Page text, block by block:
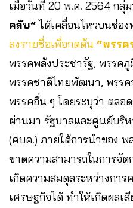
เมื่อวันที่ 20 พ.ค. 2564 กลุ่ม
คลับ” ได้เคลื่อนไหวบนช่อง
ลงรายชื่อเพื่อกดดัน “พรรค
พรรคพลังประชารัฐ, พรรค
พรรคชาติไทยพัฒนา, พรรค
พรรคอื่น ๆ โดยระบุว่า ตลอ
ผ่านมา รัฐบาลและศูนย์บริ
(ศบค.) ภายใต้การนำของ พ
ขาดความสามารถในการจั
เกิดความสมดุลระหว่างการ
เศรษฐกิจได้ ทำให้เกิดผลเ